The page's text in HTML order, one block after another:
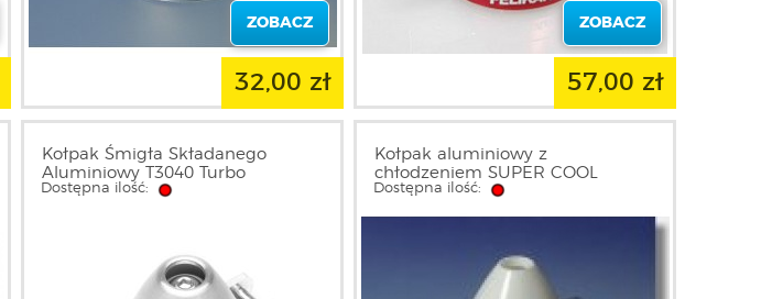
ZOBACZ
32,00 zł
ZOBACZ
57,00 zł
Kołpak Śmigła Składanego
Aluminiowy T3040 Turbo
30/4/8/M3 | KAV50.10.8607 KAVAN
Dostępna ilość:
Kołpak aluminiowy z
chłodzeniem SUPER COOL
40/6/3,2mm - 4771 MPJet
Dostępna ilość: